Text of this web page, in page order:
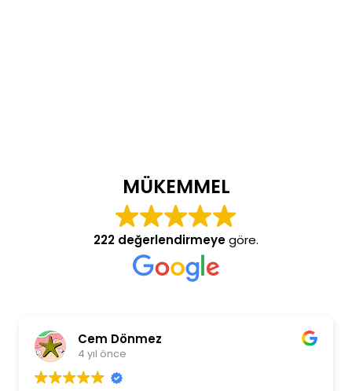
MÜKEMMEL
222 değerlendirmeyegöre.
Cem Dönmez
4 yıl önce